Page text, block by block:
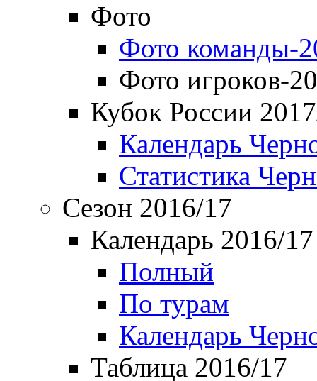
Фото
Фото команды-
Фото игроков-
Кубок России
Календарь
Статистика
Сезон 2016/17
Календарь 2016/17
Полный
По турам
Календарь
Таблица 2016/17